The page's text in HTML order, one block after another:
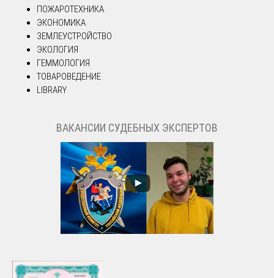
ПОЖАРОТЕХНИКА
ЭКОНОМИКА
ЗЕМЛЕУСТРОЙСТВО
ЭКОЛОГИЯ
ГЕММОЛОГИЯ
ТОВАРОВЕДЕНИЕ
LIBRARY
ВАКАНСИИ СУДЕБНЫХ ЭКСПЕРТОВ